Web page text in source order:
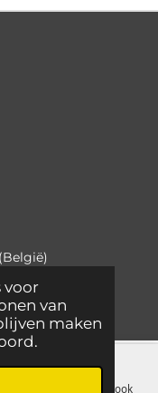
voor
van
maken
Facebook